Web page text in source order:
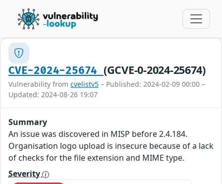
CVE-2024-25674 (GCVE-0-2024-25674)
Vulnerability from cvelistv5 – Published: 2024-02-09 00:00 –
Updated: 2024-08-26 19:07
Summary
An issue was discovered in MISP before 2.4.184.
Organisation logo upload is insecure because of a lack
of checks for the file extension and MIME type.
Severity